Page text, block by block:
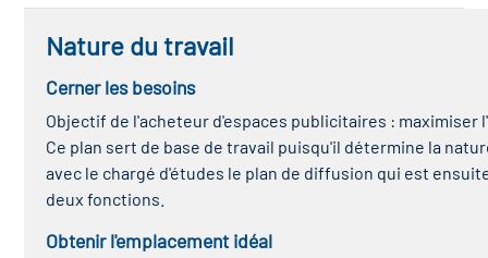
Nature du travail
Cerner les besoins
Objectif de l'acheteur d'espaces publicitaires : maximiser
Ce plan sert de base de travail puisqu'il détermine la
avec le chargé d'études le plan de diffusion qui est
deux fonctions.
Obtenir l'emplacement idéal